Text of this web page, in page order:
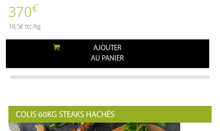
370€
18,5€ ttc/kg
AJOUTER
AU PANIER
COLIS 60KG STEAKS HACHÉS